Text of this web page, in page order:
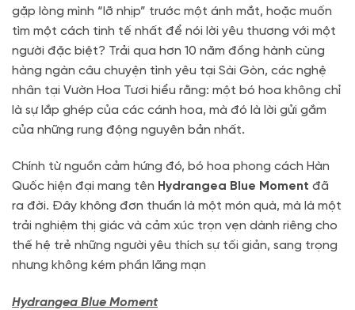
gặp lòng mình “lỡ nhịp” trước một ánh mắt, hoặc muốn
tìm một cách tinh tế nhất để nói lời yêu thương với một
người đặc biệt? Trải qua hơn 10 năm đồng hành cùng
hàng ngàn câu chuyện tình yêu tại Sài Gòn, các nghệ
nhân tại Vườn Hoa Tươi hiểu rằng: một bó hoa không chỉ
là sự lắp ghép của các cánh hoa, mà đó là lời gửi gắm
của những rung động nguyên bản nhất.
Chính từ nguồn cảm hứng đó, bó hoa phong cách Hàn
Quốc hiện đại mang tên Hydrangea Blue Moment đã
ra đời. Đây không đơn thuần là một món quà, mà là một
trải nghiệm thị giác và cảm xúc trọn vẹn dành riêng cho
thế hệ trẻ những người yêu thích sự tối giản, sang trọng
nhưng không kém phần lãng mạn
Hydrangea Blue Moment